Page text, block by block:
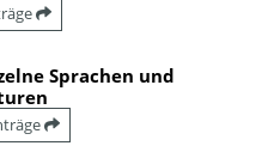
Sprachen und